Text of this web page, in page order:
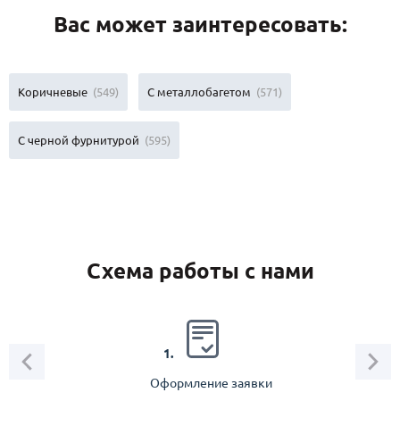
Вас может заинтересовать:
Коричневые (549) С металлобагетом (571)
С черной фурнитурой (595)
Схема работы с нами
1.
Оформление заявки